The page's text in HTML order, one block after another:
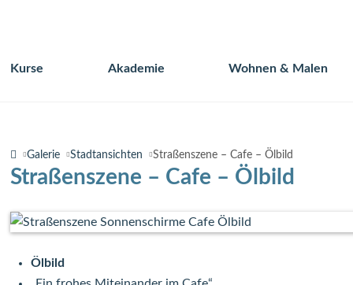
Navigation
Kurse Akademie Wohnen & Malen
Galerie Stadtansichten Straßenszene – Cafe – Ölbild
Straßenszene – Cafe – Ölbild
Ölbild